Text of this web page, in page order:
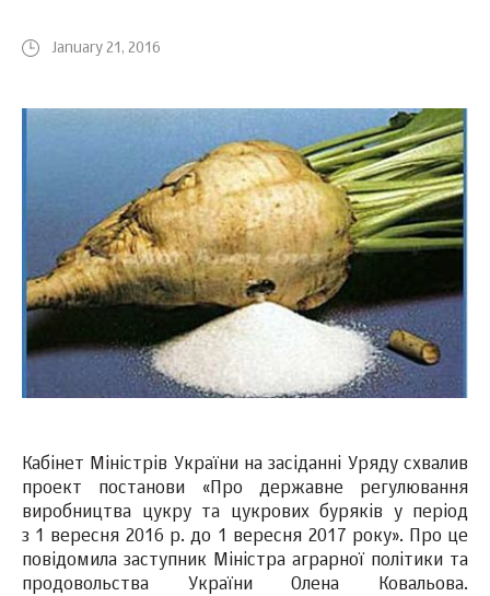
January 21, 2016
Кабінет Міністрів України на засіданні Уряду схвалив
проект постанови «Про державне регулювання
виробництва цукру та цукрових буряків у період
з 1 вересня 2016 р. до 1 вересня 2017 року». Про це
повідомила заступник Міністра аграрної політики та
продовольства України Олена Ковальова.